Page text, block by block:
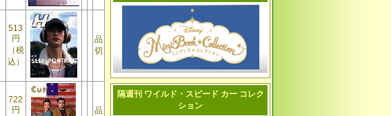
513
円
（税
込）
品
切
722
円
品
隔週刊 ワイルド・スピード カー コレク
ション